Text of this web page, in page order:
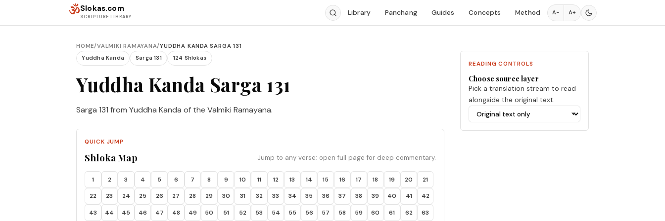
ॐSlokas.com
SCRIPTURE LIBRARY Library Panchang Guides Concepts Method A− A+
HOME/VALMIKI RAMAYANA/YUDDHA KANDA SARGA 131
Yuddha Kanda
Sarga 131 124 Shlokas
Yuddha Kanda Sarga 131
Sarga 131 from Yuddha Kanda of the Valmiki Ramayana.
QUICK JUMP
Shloka Map Jump to any verse; open full page for deep commentary.
1 2 3 4 5 6 7 8 9 10 11 12 13 14 15 16 17 18 19 20 21
22 23 24 25 26 27 28 29 30 31 32 33 34 35 36 37 38 39 40 41 42
43 44 45 46 47 48 49 50 51 52 53 54 55 56 57 58 59 60 61 62 63
READING CONTROLS
Choose source layer
Pick a translation stream to read
alongside the original text.